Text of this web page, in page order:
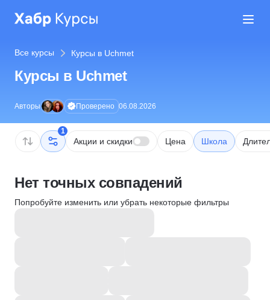
Все курсы Курсы в Uchmet
Курсы в Uchmet
Авторы Проверено 06.08.2026
1
Акции и скидки Цена Школа
Нет точных совпадений
Попробуйте изменить или убрать некоторые фильтры